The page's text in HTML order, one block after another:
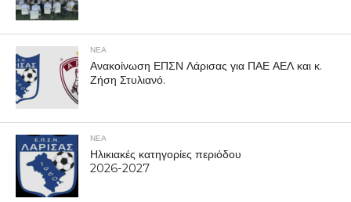
ΝΕΑ
Ανακοίνωση ΕΠΣΝ Λάρισας για ΠΑΕ ΑΕΛ και κ.
Ζήση Στυλιανό.
ΝΕΑ
Ηλικιακές κατηγορίες περιόδου
2026-2027